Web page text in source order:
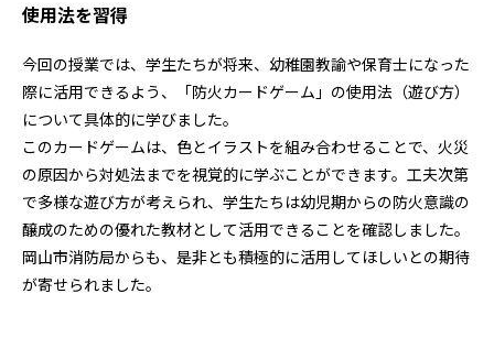
使用法を習得
今回の授業では、学生たちが将来、幼稚園教諭や保育士になった
際に活用できるよう、「防火カードゲーム」の使用法（遊び方）
について具体的に学びました。
このカードゲームは、色とイラストを組み合わせることで、火災
の原因から対処法までを視覚的に学ぶことができます。工夫次第
で多様な遊び方が考えられ、学生たちは幼児期からの防火意識の
醸成のための優れた教材として活用できることを確認しました。
岡山市消防局からも、是非とも積極的に活用してほしいとの期待
が寄せられました。